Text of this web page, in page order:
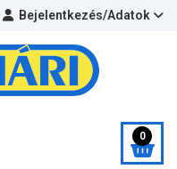
Bejelentkezés/Adatok
0